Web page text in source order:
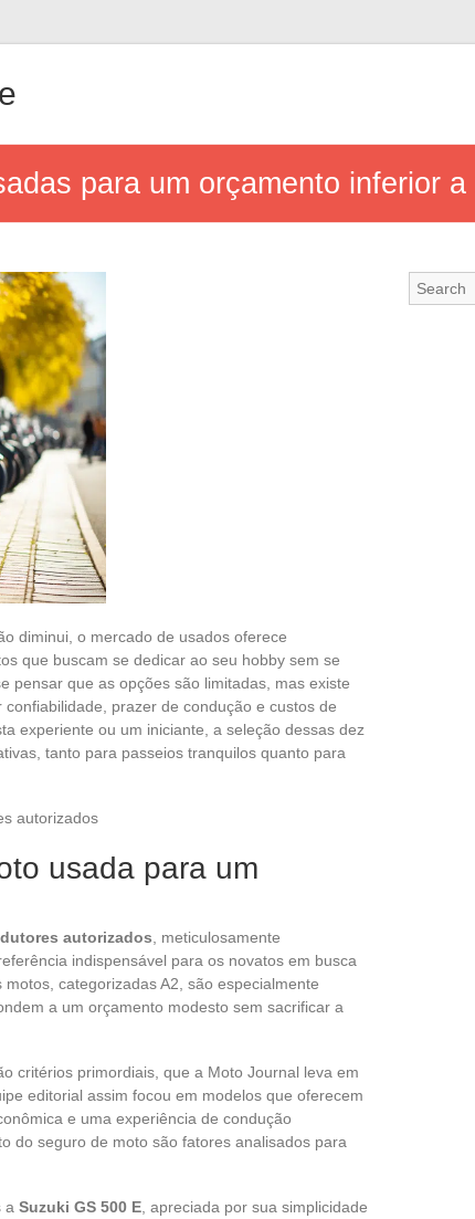
para um orçamento inferior a
diminui, o mercado de usados oferece
que buscam se dedicar ao seu hobby sem se
pensar que as opções são limitadas, mas existe
prazer de condução e custos de
experiente ou um iniciante, a seleção dessas dez
tanto para passeios tranquilos quanto para
autorizados
usada para um
autorizados , meticulosamente
indispensável para os novatos em busca
categorizadas A2, são especialmente
a um orçamento modesto sem sacrificar a
critérios primordiais, que a Moto Journal leva em
editorial assim focou em modelos que oferecem
e uma experiência de condução
do seguro de moto são fatores analisados para
a Suzuki GS 500 E , apreciada por sua simplicidade